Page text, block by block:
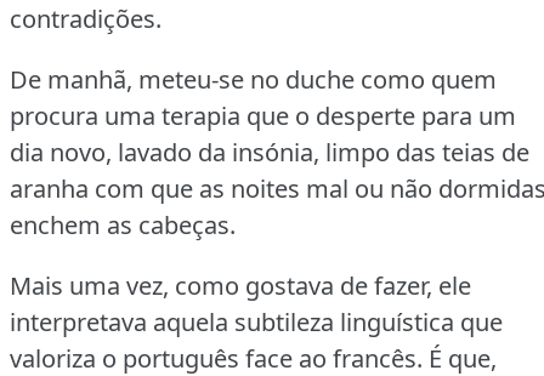
contradições.
De manhã, meteu‑se no duche como quem
procura uma terapia que o desperte para um
dia novo, lavado da insónia, limpo das teias de
aranha com que as noites mal ou não
enchem as cabeças.
Mais uma vez, como gostava de fazer, ele
interpretava aquela subtileza linguística que
valoriza o português face ao francês. É que,